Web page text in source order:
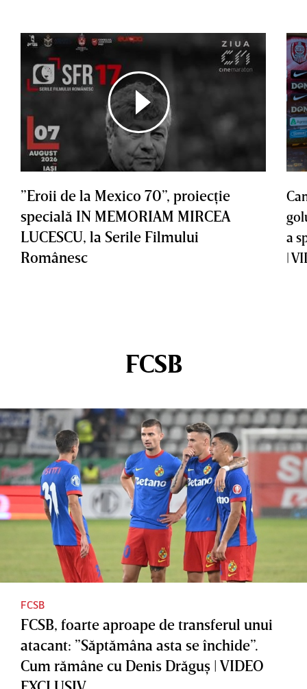
”Eroii de la Mexico 70”, proiecţie
specială IN MEMORIAM MIRCEA
LUCESCU, la Serile Filmului
Românesc
a
|
FCSB
FCSB
FCSB, foarte aproape de transferul unui
atacant: ”Săptămâna asta se închide”.
Cum rămâne cu Denis Drăguş | VIDEO